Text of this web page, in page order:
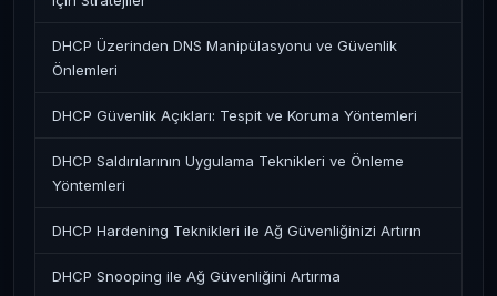
DHCP Üzerinden DNS Manipülasyonu ve Güvenlik
Önlemleri
DHCP Güvenlik Açıkları: Tespit ve Koruma Yöntemleri
DHCP Saldırılarının Uygulama Teknikleri ve Önleme
Yöntemleri
DHCP Hardening Teknikleri ile Ağ Güvenliğinizi Artırın
DHCP Snooping ile Ağ Güvenliğini Artırma